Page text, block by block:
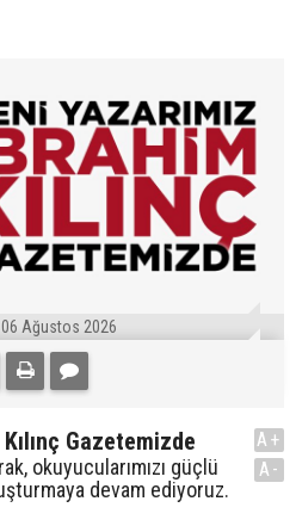
06 Ağustos 2026
Gazetemizde
okuyucularımızı güçlü
devam ediyoruz.
A+
A-